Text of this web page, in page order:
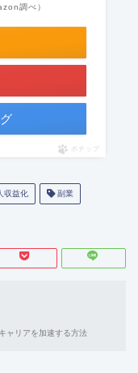
調べ）
ポチップ
収益化 副業
ャリアを加速する方法